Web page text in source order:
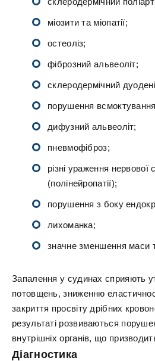
міозити та міопатії;
остеоліз;
фіброзний альвеоліт;
склеродермічний
порушення
дифузний альвеоліт;
пневмофіброз;
різні ураження нервової
(полінейропатії);
порушення з боку
лихоманка;
значне зменшення маси
Запалення у судинах сприяють
потовщень, зниженню
закриття просвіту дрібних
результаті розвиваються
внутрішніх органів, що
Діагностика